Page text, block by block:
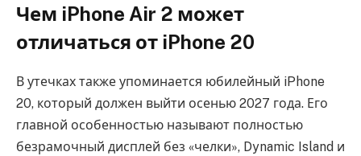
Чем iPhone Air 2 может
отличаться от iPhone 20
В утечках также упоминается юбилейный iPhone
20, который должен выйти осенью 2027 года. Его
главной особенностью называют полностью
безрамочный дисплей без «челки», Dynamic Island и